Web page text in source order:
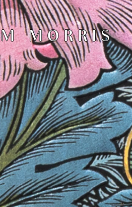
MORRIS